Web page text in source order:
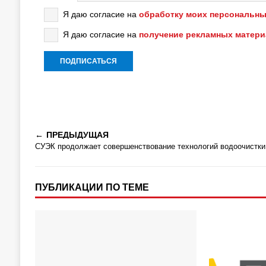
Я даю согласие на обработку моих
Я даю согласие на получение рекламных
ПРЕДЫДУЩАЯ
СУЭК продолжает совершенствование технологий водоочистки
ПУБЛИКАЦИИ ПО ТЕМЕ